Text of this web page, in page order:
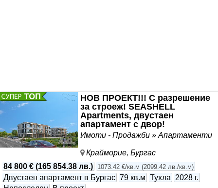
НОВ ПРОЕКТ!!! С разрешение
за строеж! SEASHELL
Apartments, двустаен
апартамент с двор!
Имоти - Продажби » Апартаменти
Крайморие, Бургас
84 800 € (165 854.38 лв.) 1073.42 €/кв.м (2099.42 лв./кв.м)
Двустаен апартамент в Бургас 79 кв.м Тухла
2028 г.